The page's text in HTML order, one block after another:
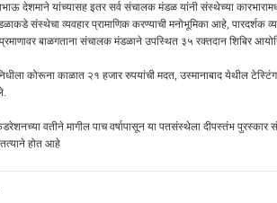
देशमाने यांच्यासह इतर सर्व संचालक मंडळ यांनी संस्थेच्या
संस्थेचा व्यवहार प्रामाणिक करण्याची मनोभूमिका आहे, पारदर्शक
बाळगताना संचालक मंडळाने उपस्थित ३५ रक्तदान शिबिर
कोरूना काळात २१ हजार रुपयांची मदत, उस्मानाबाद येथील
वतीने मागील पाच वर्षापासून या पतसंस्थेला दीपस्तंभ पुरस्कार
होत आहे